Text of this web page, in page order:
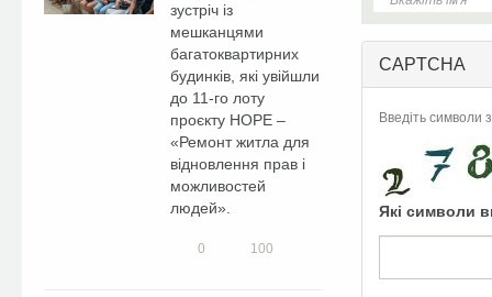
зустріч із
мешканцями
багатоквартирних
будинків, які увійшли
до 11-го лоту
проєкту HOPE –
«Ремонт житла для
відновлення прав і
можливостей
людей».
0 100
CAPTCHA
Введіть символи
Які символи